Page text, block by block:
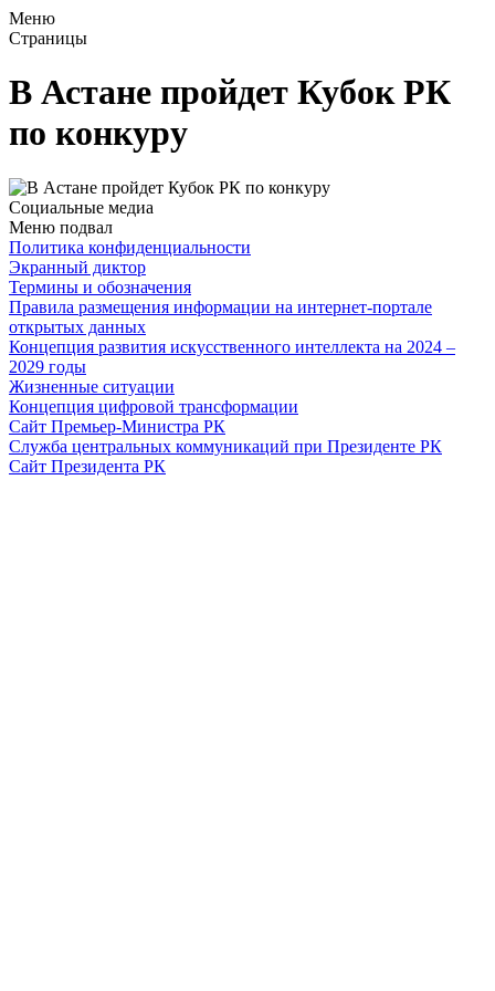
Меню
Страницы
В Астане пройдет Кубок РК
по конкуру
Социальные медиа
Меню подвал
Политика конфиденциальности
Экранный диктор
Термины и обозначения
Правила размещения информации на интернет-портале
открытых данных
Концепция развития искусственного интеллекта на 2024 –
2029 годы
Жизненные ситуации
Концепция цифровой трансформации
Сайт Премьер-Министра РК
Служба центральных коммуникаций при Президенте РК
Сайт Президента РК